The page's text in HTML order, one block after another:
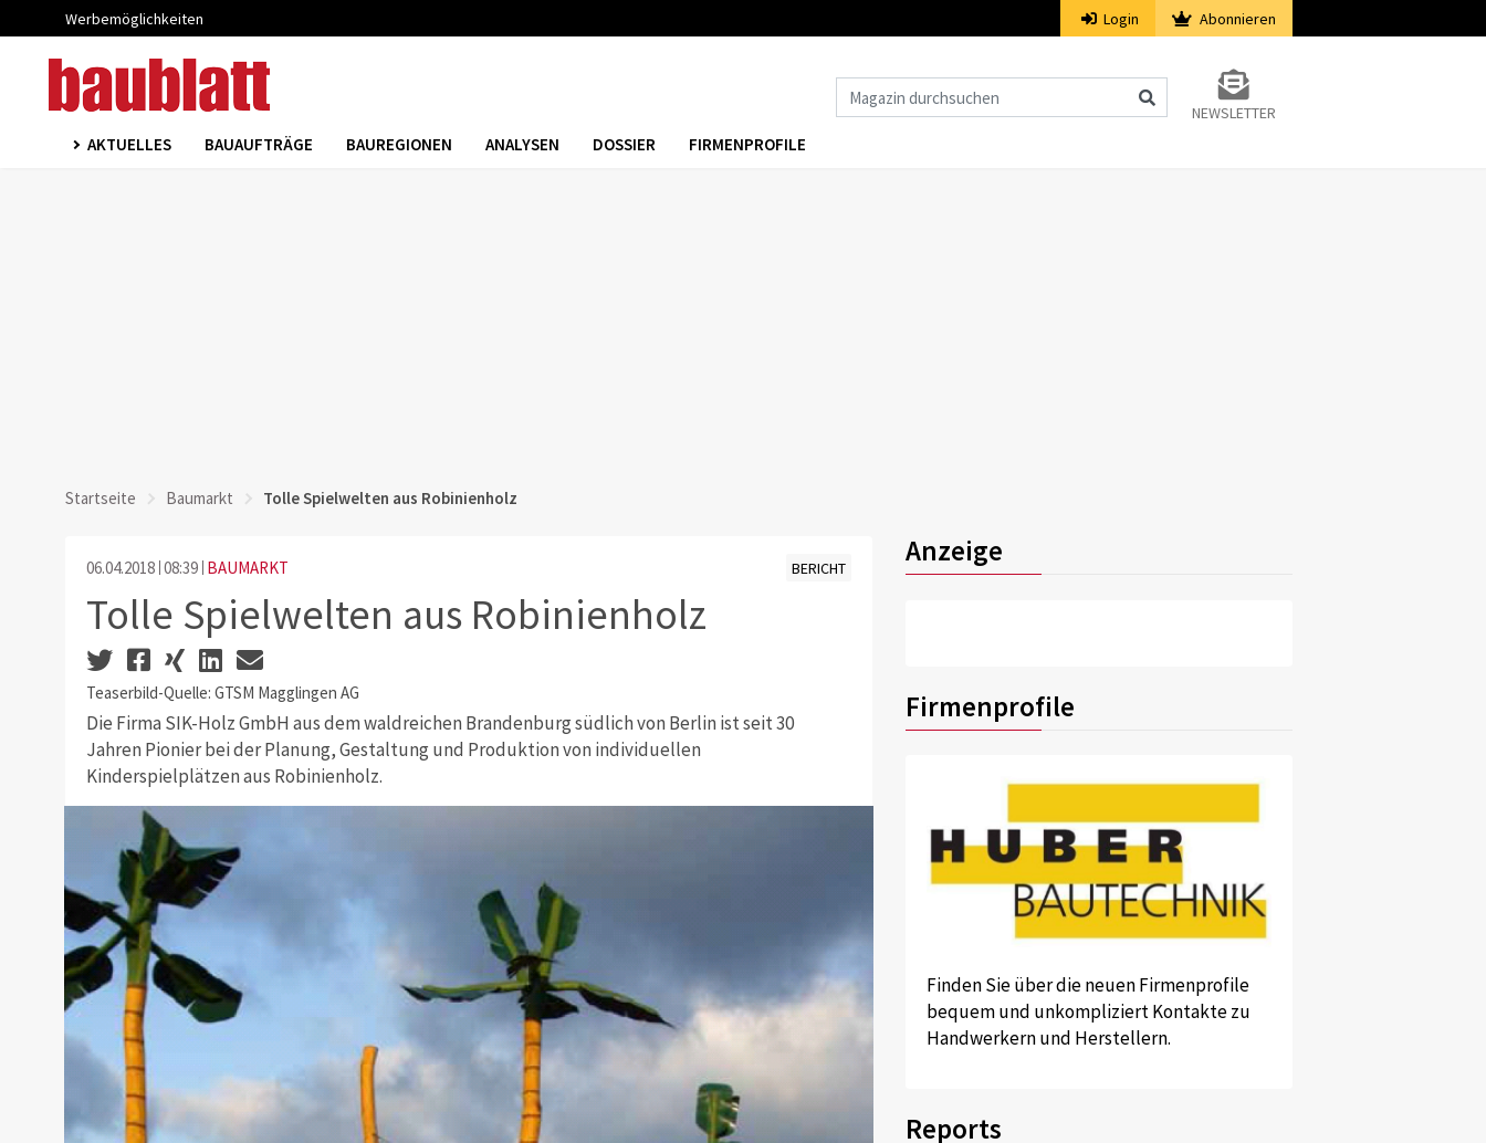
Werbemöglichkeiten Login Abonnieren
NEWSLETTER
AKTUELLES BAUAUFTRÄGE BAUREGIONEN ANALYSEN DOSSIER FIRMENPROFILE
Startseite Baumarkt Tolle Spielwelten aus Robinienholz
06.04.2018 08:39 BAUMARKT BERICHT
Tolle Spielwelten aus Robinienholz
Teaserbild-Quelle: GTSM Magglingen AG
Die Firma SIK-Holz GmbH aus dem waldreichen Brandenburg südlich von Berlin ist seit 30
Jahren Pionier bei der Planung, Gestaltung und Produktion von individuellen
Kinderspielplätzen aus Robinienholz.
Anzeige
Firmenprofile
Finden Sie über die neuen Firmenprofile
bequem und unkompliziert Kontakte zu
Handwerkern und Herstellern.
Reports